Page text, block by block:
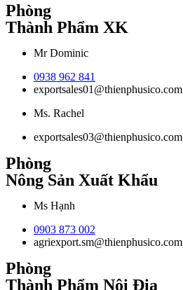
Phòng
Thành Phẩm XK
Mr Dominic
0938 962 841
exportsales01@thienphusico.com
Ms. Rachel
exportsales03@thienphusico.com
Phòng
Nông Sản Xuất Khẩu
Ms Hạnh
0903 873 002
agriexport.sm@thienphusico.com
Phòng
Thành Phẩm Nội Địa